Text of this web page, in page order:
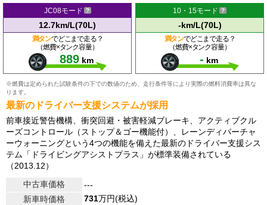
JC08モード
12.7km/L(70L)
満タンでどこまで走る？
（燃費×タンク容量）
889 km
10・15モード
-km/L(70L)
満タンでどこまで走る？
（燃費×タンク容量）
- km
※燃費は定められた試験条件の下での数値のため、走行条件等により実際の燃料消費率は異な
ります。
最新のドライバー支援システムが採用
前車接近警告機構、衝突回避・被害軽減ブレーキ、アクティブクル
ーズコントロール（ストップ＆ゴー機能付）、レーンディパーチャ
ーウォーニングという4つの機能を備えた最新のドライバー支援シス
テム「ドライビングアシストプラス」が標準装備されている
（2013.12）
中古車価格
---
新車時価格
731万円(税込)